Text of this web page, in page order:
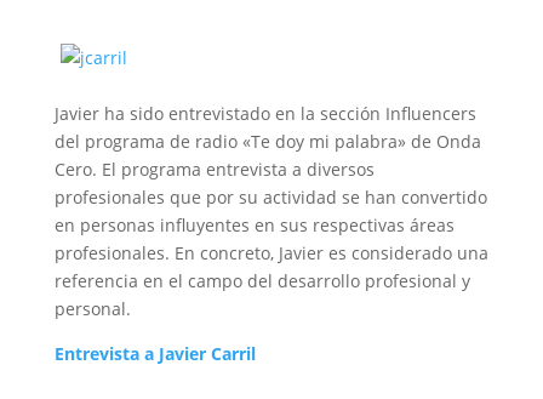
Javier ha sido entrevistado en la sección Influencers
del programa de radio «Te doy mi palabra» de Onda
Cero. El programa entrevista a diversos
profesionales que por su actividad se han convertido
en personas influyentes en sus respectivas áreas
profesionales. En concreto, Javier es considerado una
referencia en el campo del desarrollo profesional y
personal.
Entrevista a Javier Carril